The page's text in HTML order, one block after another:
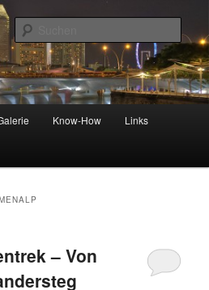
Hurler
Know-How Links
– Von